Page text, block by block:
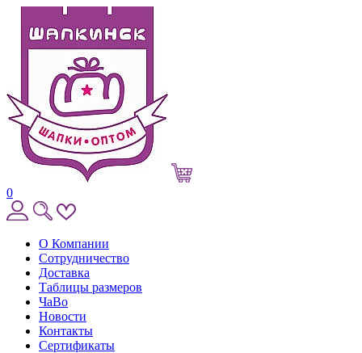
0
О Компании
Сотрудничество
Доставка
Таблицы размеров
ЧаВо
Новости
Контакты
Сертификаты